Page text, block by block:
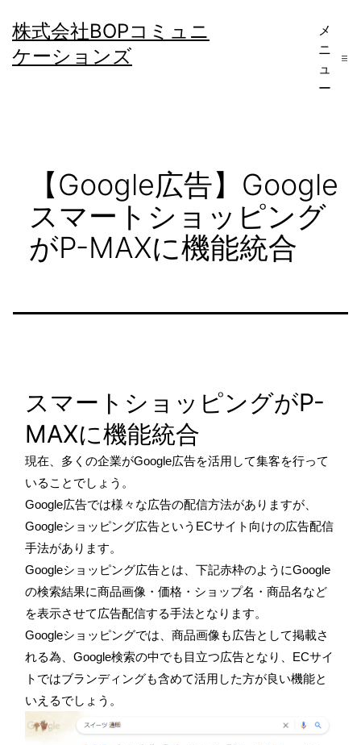
ン
テ
株式会社BOPコミュニ
ケーションズ
メ
ニ
ュ
ー
【Google広告】Google
スマートショッピング
がP-MAXに機能統合
スマートショッピングがP-
MAXに機能統合
現在、多くの企業がGoogle広告を活用して集客を行って
いることでしょう。
Google広告では様々な広告の配信方法がありますが、
Googleショッピング広告というECサイト向けの広告配信
手法があります。
Googleショッピング広告とは、下記赤枠のようにGoogle
の検索結果に商品画像・価格・ショップ名・商品名など
を表示させて広告配信する手法となります。
Googleショッピングでは、商品画像も広告として掲載さ
れる為、Google検索の中でも目立つ広告となり、ECサイ
トではブランディングも含めて活用した方が良い機能と
いえるでしょう。